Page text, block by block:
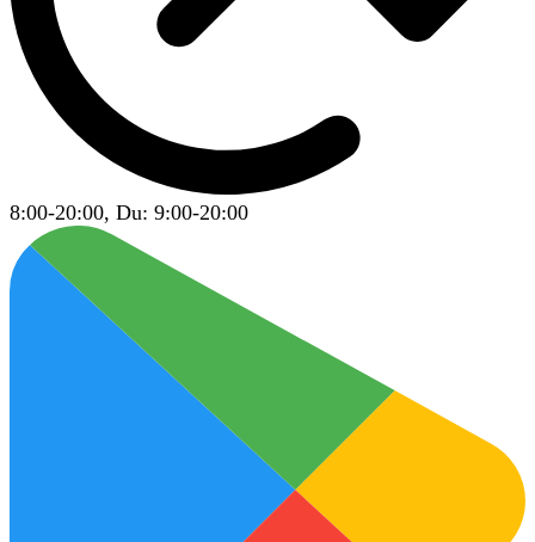
8:00-20:00, Du: 9:00-20:00